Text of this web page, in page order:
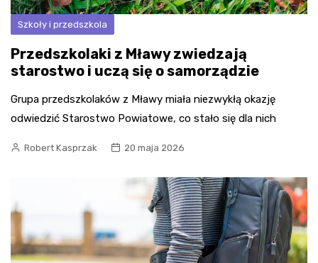
Szkoły i przedszkola
Przedszkolaki z Mławy zwiedzają
starostwo i uczą się o samorządzie
Grupa przedszkolaków z Mławy miała niezwykłą okazję
odwiedzić Starostwo Powiatowe, co stało się dla nich
Robert Kasprzak 20 maja 2026